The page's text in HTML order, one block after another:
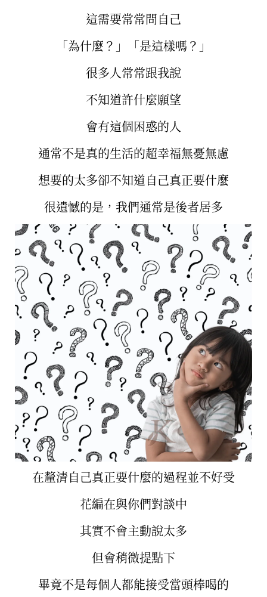
這需要常常問自己
「為什麼？」「是這樣嗎？」
很多人常常跟我說
不知道許什麼願望
會有這個困惑的人
通常不是真的生活的超幸福無憂無慮
想要的太多卻不知道自己真正要什麼
很遺憾的是，我們通常是後者居多
在釐清自己真正要什麼的過程並不好受
花編在與你們對談中
其實不會主動說太多
但會稍微提點下
畢竟不是每個人都能接受當頭棒喝的